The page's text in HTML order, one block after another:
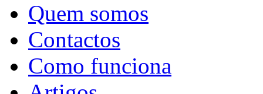
Quem somos
Contactos
Como funciona